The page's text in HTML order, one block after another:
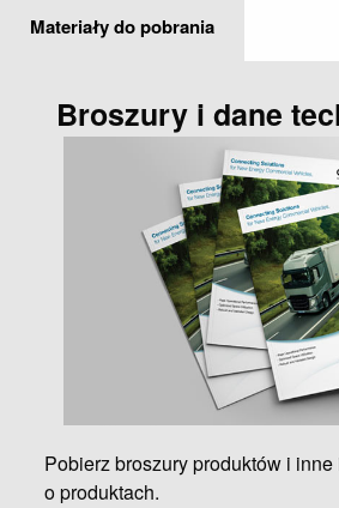
Materiały do pobrania
Broszury i dane
Pobierz broszury produktów i
o produktach.